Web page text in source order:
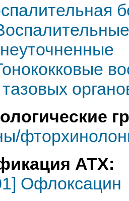
АТХ:
Офлоксацин